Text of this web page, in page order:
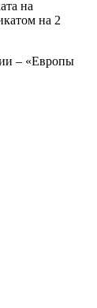
на
на 2
– «Европы